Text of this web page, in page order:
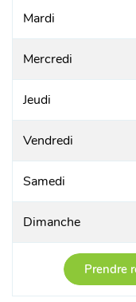
Mardi
Mercredi
Jeudi
Vendredi
Samedi
Dimanche
Prendre